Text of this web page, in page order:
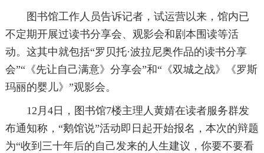
图书馆工作人员告诉记者，试运营以来，馆内已
不定期开展过读书分享会、观影会和剧本围读等活
动。这其中就包括“罗贝托·波拉尼奥作品的读书分享
会”“《先让自己满意》分享会”和“《双城之战》《罗斯
玛丽的婴儿》”观影会。
12月4日，图书馆7楼主理人黄婧在读者服务群发
布通知称，“鹅馆说”活动即日起开始报名，本次的辩题
为“收到三十年后的自己发来的人生建议，你要不要看